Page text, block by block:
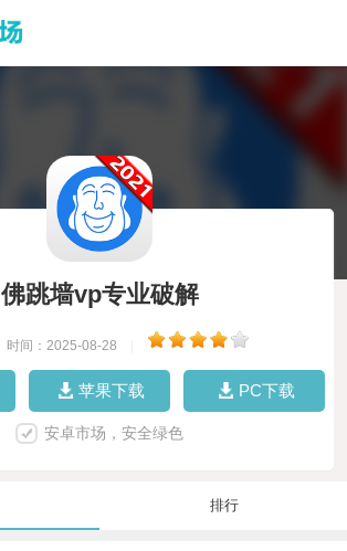
佛跳墙vp专业破解
时间：2025-08-28
苹果下载 PC下载
安卓市场，安全绿色
排行